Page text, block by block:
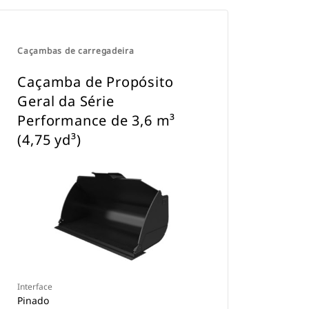
manter os acessórios presos.
escavadeiras com esteira e com
rodas.
Caçambas de carregadeira
Caçamba de Propósito
Geral da Série
Performance de 3,6 m³
(4,75 yd³)
Interface
Pinado